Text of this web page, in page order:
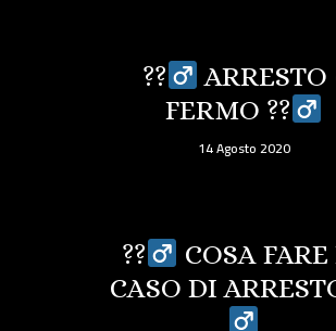
??‍
ARRESTO
FERMO ??‍
14 Agosto 2020
??‍
COSA
CASO DI